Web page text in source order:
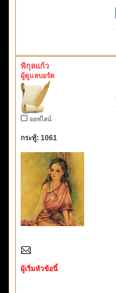
พิกุลแก้ว
ผู้ดูแลบอร์ด
ออฟไลน์
กระทู้: 1061
ผู้เริ่มหัวข้อนี้